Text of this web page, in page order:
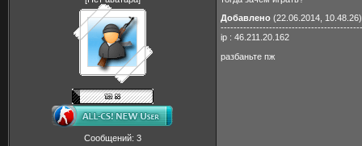
Сообщений: 3
Добавлено (22.06.2014, 10.48.26)
ip : 46.211.20.162
разбаньте пж